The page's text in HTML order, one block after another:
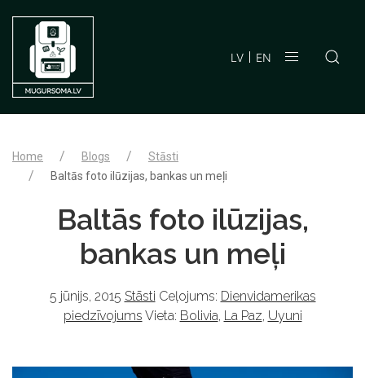
LV EN
Home Blogs
Stāsti
Baltās foto ilūzijas, bankas un meļi
Baltās foto ilūzijas,
bankas un meļi
5 jūnijs, 2015 Stāsti Ceļojums: Dienvidamerikas
piedzīvojums Vieta: Bolivia, La Paz, Uyuni